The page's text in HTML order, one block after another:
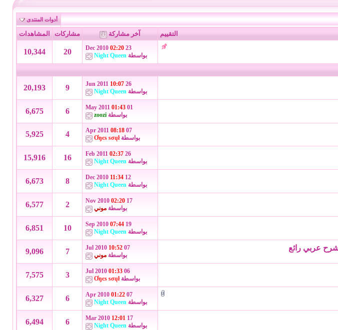
أدوات المنتدى
التقييم آخر مشاركة مشاركات المشاهدات
23 Dec 2010
02:20
بواسطة Night Queen
20
10,344
26 Jun 2011
10:07
بواسطة Night Queen
9
20,193
01 May 2011
01:43
بواسطة zoozi
6
6,675
07 Apr 2011
08:18
بواسطةƠŋєѕ ѕσųł
4
5,925
26 Feb 2011
02:37
بواسطة Night Queen
16
15,916
12 Dec 2010
11:34
بواسطة Night Queen
8
6,673
17 Nov 2010
02:20
بواسطة موني 2
6,577
19 Sep 2010
07:44
بواسطة Night Queen
10
6,851
07 Jul 2010
10:52
بواسطة موني 7
9,096
06 Jul 2010
01:33
بواسطةƠŋєѕ ѕσųł
3
7,575
07 Apr 2010
01:22
بواسطة Night Queen
6
6,327
17 Mar 2010
12:01
بواسطة Night Queen
6
6,494